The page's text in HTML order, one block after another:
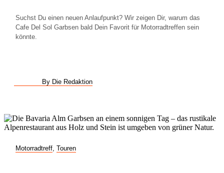
Suchst Du einen neuen Anlaufpunkt? Wir zeigen Dir, warum das
Cafe Del Sol Garbsen bald Dein Favorit für Motorradtreffen sein
könnte.
By Die Redaktion
Motorradtreff Touren